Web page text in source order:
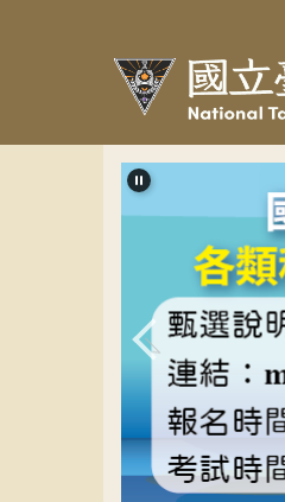
教程甄選banner